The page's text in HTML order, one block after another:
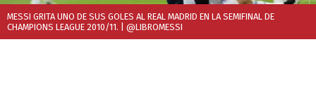
MESSI GRITA UNO DE SUS GOLES AL REAL MADRID EN LA SEMIFINAL DE
CHAMPIONS LEAGUE 2010/11. | @LIBROMESSI